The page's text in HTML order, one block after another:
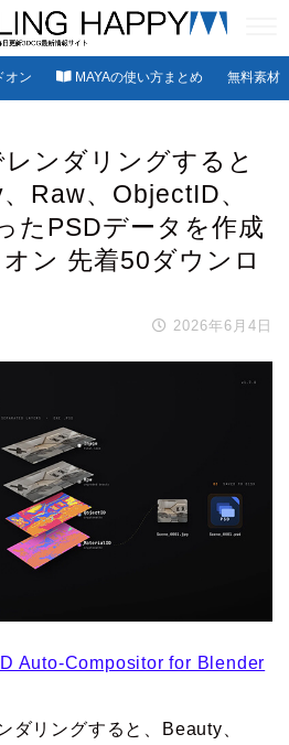
オン MAYAの使い方まとめ 無料素材
ンダリングすると
Raw、ObjectID、
たPSDデータを作成
ン 先着50ダウンロ
2026年6月4日
Auto-Compositor for Blender
ダリングすると、Beauty、